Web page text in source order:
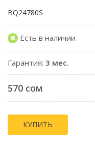
BQ24780S
Есть в наличии
Гарантия: 3 мес.
570 сом
КУПИТЬ